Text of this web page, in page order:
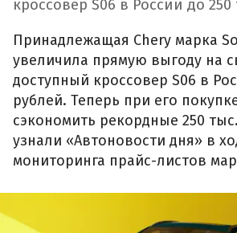
кроссовер S06 в России до
Принадлежащая Chery марка
увеличила прямую выгоду на
доступный кроссовер S06 в
рублей. Теперь при его
сэкономить рекордные 250
узнали «Автоновости дня» в
мониторинга прайс-листов